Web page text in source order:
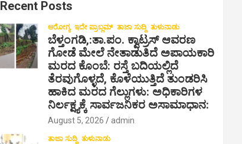
Recent Posts
ಆರೋಗ್ಯ ಇದೇ ಪ್ರಾಬ್ಲಮ್ ತಾಜಾ ಸುದ್ದಿ ತುಳುನಾಡು
ಬೆಳ್ತಂಗಡಿ,:ತಾ.ಪಂ‌. ಕ್ವಾಟ್ರಸ್ ಆವರಣ
ಗೋಡೆ ಮೇಲೆ ನೇತಾಡುತಿದೆ ಅಪಾಯಕಾರಿ
ಮರದ ಕೊಂಬೆ: ರಸ್ತೆ ಬದಿಯಲ್ಲಿದೆ
ತೆರವುಗೊಳ್ಳದೆ, ಕೊಳೆಯುತ್ತಿದೆ ತುಂಡರಿಸಿ
ಹಾಕಿದ ಮರದ ಗೆಲ್ಲುಗಳು: ಅಧಿಕಾರಿಗಳ
ನಿರ್ಲಕ್ಷ್ಯಕ್ಕೆ ಸಾರ್ವಜನಿಕರ ಅಸಾಮಾಧಾನ:
August 5, 2026 admin
ತಾಜಾ ಸುದ್ದಿ ತುಳುನಾಡು